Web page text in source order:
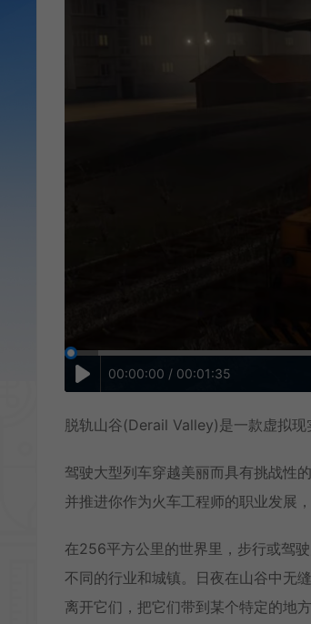
00:00:00 / 00:01:35
脱轨山谷(Derail Valley)是一款虚拟现
驾驶大型列车穿越美丽而具有挑战性
并推进你作为火车工程师的职业发展
在256平方公里的世界里，步行或驾
不同的行业和城镇。日夜在山谷中无
离开它们，把它们带到某个特定的地